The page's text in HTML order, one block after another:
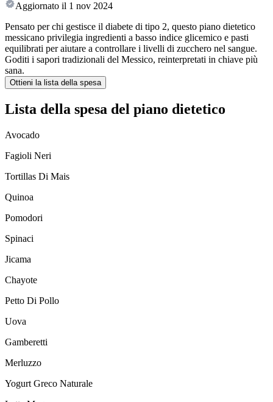
Aggiornato il 1 nov 2024
Pensato per chi gestisce il diabete di tipo 2, questo piano dietetico
messicano privilegia ingredienti a basso indice glicemico e pasti
equilibrati per aiutare a controllare i livelli di zucchero nel sangue.
Goditi i sapori tradizionali del Messico, reinterpretati in chiave più
sana.
Ottieni la lista della spesa
Lista della spesa del piano dietetico
Avocado
Fagioli Neri
Tortillas Di Mais
Quinoa
Pomodori
Spinaci
Jicama
Chayote
Petto Di Pollo
Uova
Gamberetti
Merluzzo
Yogurt Greco Naturale